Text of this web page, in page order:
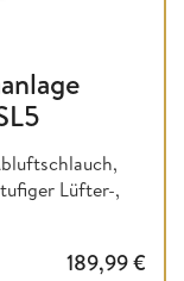
Lüfter-,
189,99€